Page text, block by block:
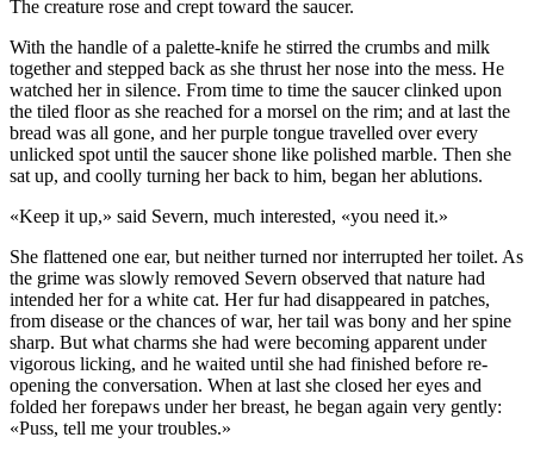
The creature rose and crept toward the saucer.
With the handle of a palette-knife he stirred the crumbs and milk
together and stepped back as she thrust her nose into the mess. He
watched her in silence. From time to time the saucer clinked upon
the tiled floor as she reached for a morsel on the rim; and at last the
bread was all gone, and her purple tongue travelled over every
unlicked spot until the saucer shone like polished marble. Then she
sat up, and coolly turning her back to him, began her ablutions.
«Keep it up,» said Severn, much interested, «you need it.»
She flattened one ear, but neither turned nor interrupted her toilet. As
the grime was slowly removed Severn observed that nature had
intended her for a white cat. Her fur had disappeared in patches,
from disease or the chances of war, her tail was bony and her spine
sharp. But what charms she had were becoming apparent under
vigorous licking, and he waited until she had finished before re-
opening the conversation. When at last she closed her eyes and
folded her forepaws under her breast, he began again very gently:
«Puss, tell me your troubles.»